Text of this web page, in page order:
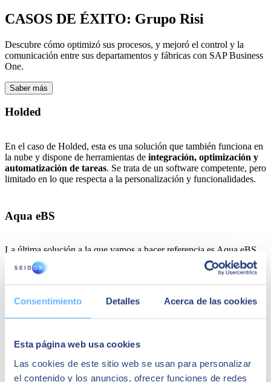
Consentimiento Detalles Acerca de las cookies
Esta página web usa cookies
Las cookies de este sitio web se usan para personalizar
el contenido y los anuncios, ofrecer funciones de redes
CASOS DE ÉXITO: Grupo Risi
Descubre cómo optimizó sus procesos, y mejoró el control y la
comunicación entre sus departamentos y fábricas con SAP Business
One.
Saber más
Holded
En el caso de Holded, esta es una solución que también funciona en
la nube y dispone de herramientas de integración, optimización y
automatización de tareas. Se trata de un software competente, pero
limitado en lo que respecta a la personalización y funcionalidades.
Aqua eBS
La última solución a la que vamos a hacer referencia es Aqua eBS.
Este ERP es destacado especialmente por su gran capacidad
personalización sectorial
, que le permite cubrir una amplia gama
de tareas que tenga que realizar el negocio. Además, dispone de
ERP para PYMES?